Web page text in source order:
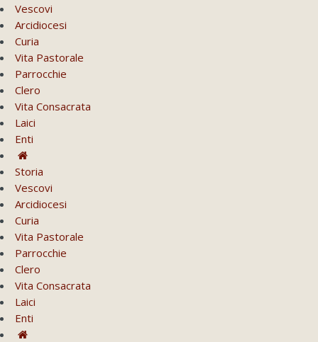
Vescovi
Arcidiocesi
Curia
Vita Pastorale
Parrocchie
Clero
Vita Consacrata
Laici
Enti
Storia
Vescovi
Arcidiocesi
Curia
Vita Pastorale
Parrocchie
Clero
Vita Consacrata
Laici
Enti